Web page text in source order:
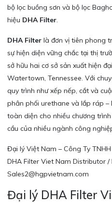
bộ lọc buồng sơn và bộ lọc
hiệu DHA Filter.
DHA Filter là đơn vị tiên phong
sự hiện diện vững chắc tại thị
sở hữu hai cơ sở sản xuất hiện
Watertown, Tennessee. Với
quy trình như xếp nếp, cắt và
phân phối urethane và lắp ráp –
toàn diện cho nhiều chương
cầu của nhiều ngành công
Đại lý Việt Nam – Công Ty
DHA Filter Viet Nam Distributor /
Sales2@hgpvietnam.com
Đại lý DHA Filter